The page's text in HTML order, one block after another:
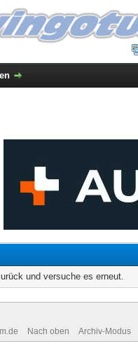
und versuche es erneut.
Nach oben Archiv-Modus